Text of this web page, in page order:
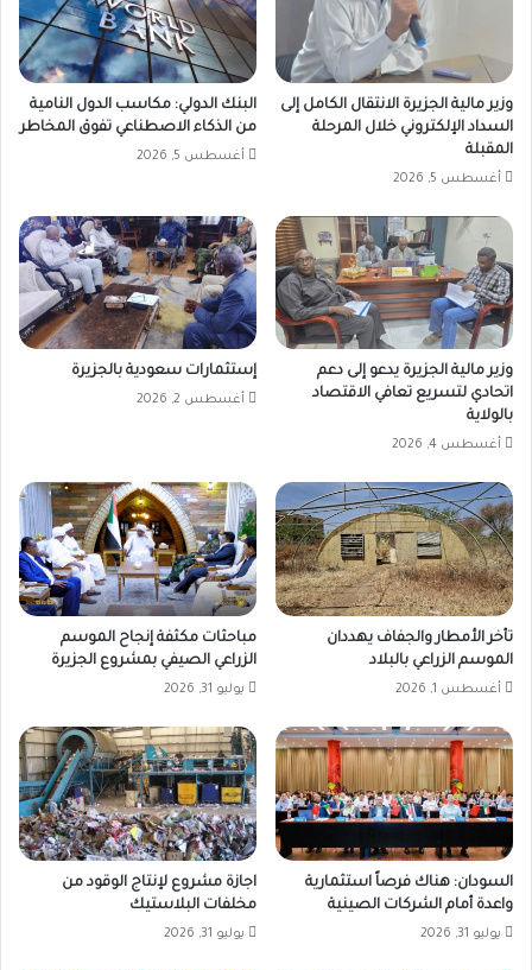
وزير مالية الجزيرة الانتقال الكامل إلى
السداد الإلكتروني خلال المرحلة
المقبلة
أغسطس 5, 2026
البنك الدولي: مكاسب الدول النامية
من الذكاء الاصطناعي تفوق المخاطر
أغسطس 5, 2026
وزير مالية الجزيرة يدعو إلى دعم
اتحادي لتسريع تعافي الاقتصاد
بالولاية
أغسطس 4, 2026
إستثمارات سعودية بالجزيرة
أغسطس 2, 2026
تأخر الأمطار والجفاف يهددان
الموسم الزراعي بالبلاد
أغسطس 1, 2026
مباحثات مكثفة إنجاح الموسم
الزراعي الصيفي بمشروع الجزيرة
يوليو 31, 2026
السودان: هناك فرصاً استثمارية
واعدة أمام الشركات الصينية
يوليو 31, 2026
اجازة مشروع لإنتاج الوقود من
مخلفات البلاستيك
يوليو 31, 2026